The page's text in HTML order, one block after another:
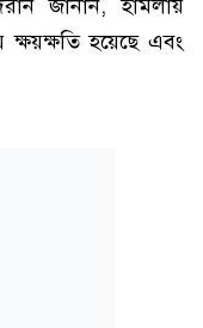
জানান, হামলায়
হয়েছে এবং